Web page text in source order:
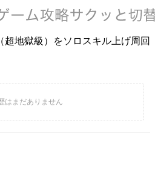
超地獄級）をソロスキル上げ周回